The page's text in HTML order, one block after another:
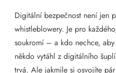
Digitální bezpečnost není jen
whistleblowery. Je pro
soukromí – a kdo nechce,
někdo vytáhl z digitálního
trvá. Ale jakmile si osvojíte